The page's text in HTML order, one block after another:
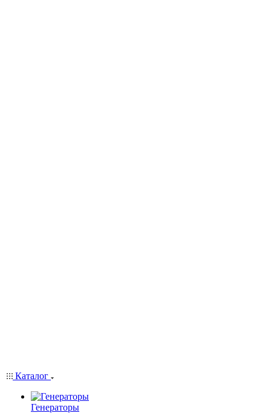
Каталог
Генераторы